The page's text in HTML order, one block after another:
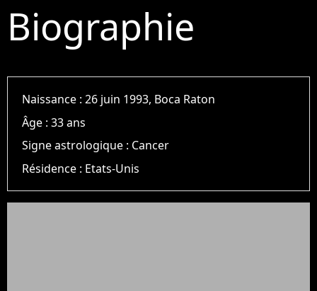
Biographie
Naissance :26 juin 1993, Boca Raton
Âge :33 ans
Signe astrologique : Cancer
Résidence : Etats-Unis